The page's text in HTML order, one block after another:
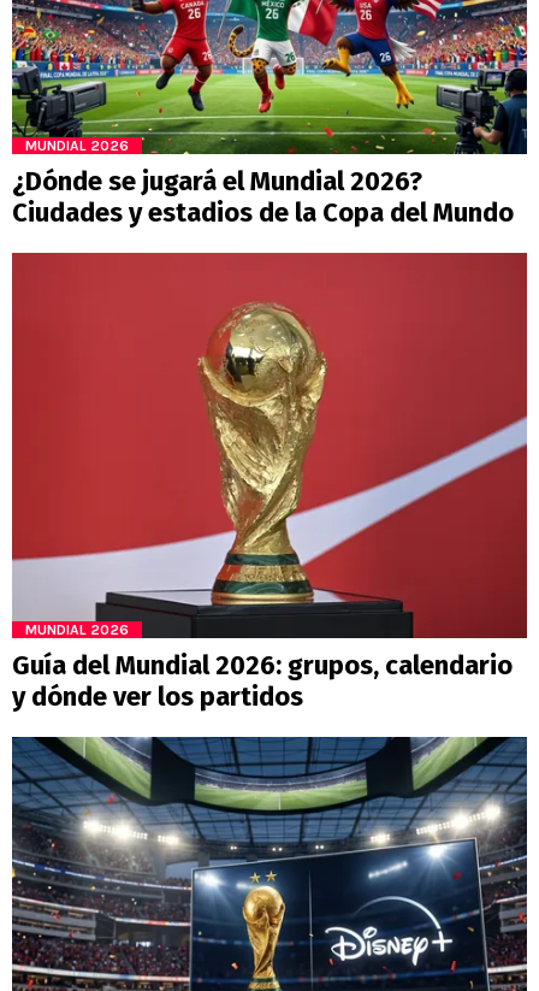
MUNDIAL 2026
¿Dónde se jugará el Mundial 2026?
Ciudades y estadios de la Copa del Mundo
MUNDIAL 2026
Guía del Mundial 2026: grupos, calendario
y dónde ver los partidos